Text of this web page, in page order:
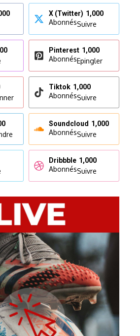
X (Twitter) 1,000
AbonnésSuivre
Pinterest 1,000
AbonnésEpingler
Tiktok 1,000
AbonnésSuivre
Soundcloud 1,000
AbonnésSuivre
Dribbble 1,000
AbonnésSuivre